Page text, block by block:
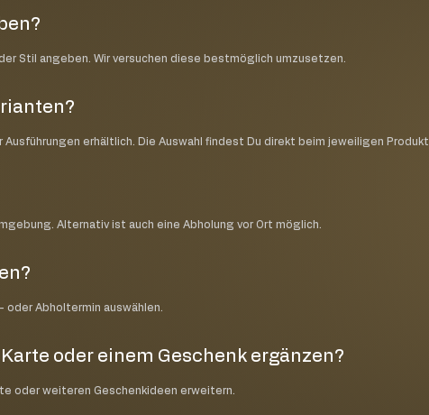
Stil angeben. Wir versuchen diese bestmöglich umzusetzen.
erhältlich. Die Auswahl findest Du direkt beim jeweiligen Produkt.
Alternativ ist auch eine Abholung vor Ort möglich.
Abholtermin auswählen.
oder einem Geschenk ergänzen?
oder weiteren Geschenkideen erweitern.